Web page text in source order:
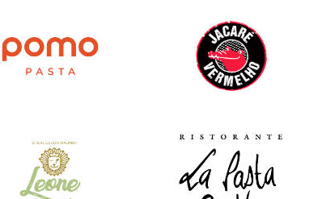
VEJA MAIS
VEJA MAIS